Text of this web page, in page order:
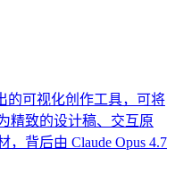
的可视化创作工具，可将
精致的设计稿、交互原
背后由 Claude Opus 4.7